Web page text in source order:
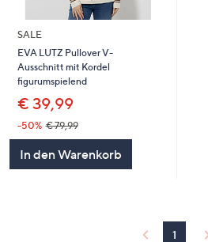
SALE
EVA LUTZ Pullover V-
Ausschnitt mit Kordel
figurumspielend
€ 39,99
-50% € 79,99
In den Warenkorb
1